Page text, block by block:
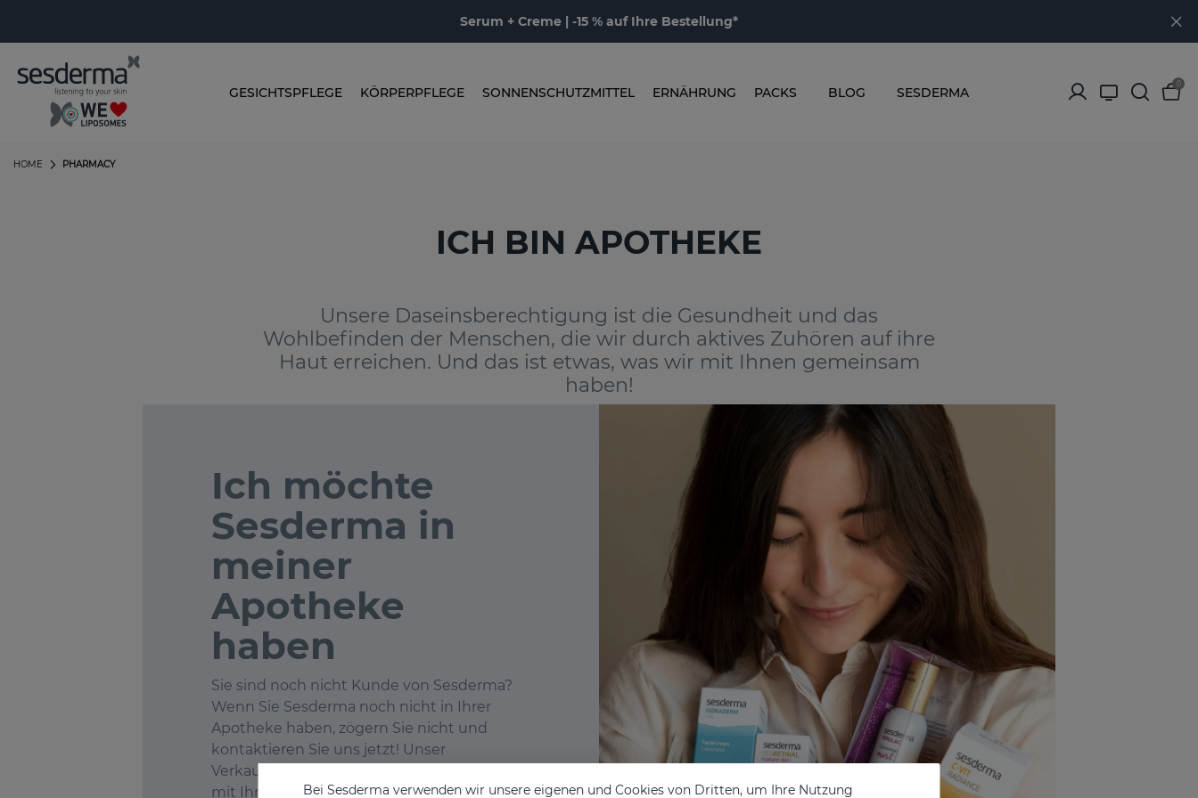
Serum + Creme | -15 % auf Ihre Bestellung*
GESICHTSPFLEGE KÖRPERPFLEGE SONNENSCHUTZMITTEL ERNÄHRUNG PACKS BLOG SESDERMA
0
PHARMACY
HOME
ICH BIN APOTHEKE
Unsere Daseinsberechtigung ist die Gesundheit und das
Wohlbefinden der Menschen, die wir durch aktives Zuhören auf ihre
Haut erreichen. Und das ist etwas, was wir mit Ihnen gemeinsam
haben!
Ich möchte
Sesderma in
meiner
Apotheke
haben
Sie sind noch nicht Kunde von Sesderma?
Wenn Sie Sesderma noch nicht in Ihrer
Apotheke haben, zögern Sie nicht und
kontaktieren Sie uns jetzt! Unser
Verkaufsteam freut sich auf ein Gespräch
mit Ihnen.
Bei Sesderma verwenden wir unsere eigenen und Cookies von Dritten, um Ihre Nutzung